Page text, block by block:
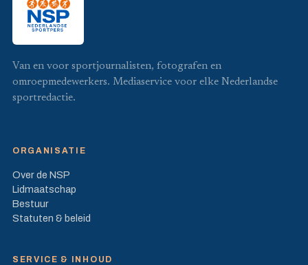
Van en voor sportjournalisten, fotografen en
omroepmedewerkers. Mediaservice voor elke Nederlandse
sportredactie.
ORGANISATIE
Over de NSP
Lidmaatschap
Bestuur
Statuten & beleid
SERVICE & INHOUD